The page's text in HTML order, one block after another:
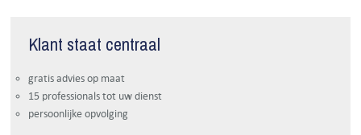
Klant staat centraal
gratis advies op maat
15 professionals tot uw dienst
persoonlijke opvolging